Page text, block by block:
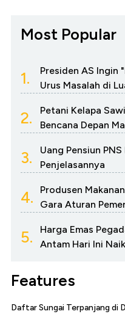
Most Popular
1.
Presiden AS Ingin
Urus Masalah di
2.
Petani Kelapa
Bencana Depan
3.
Uang Pensiun PNS
Penjelasannya
4.
Produsen
Gara Aturan
5.
Harga Emas
Antam Hari Ini
Features
Daftar Sungai Terpanjang di